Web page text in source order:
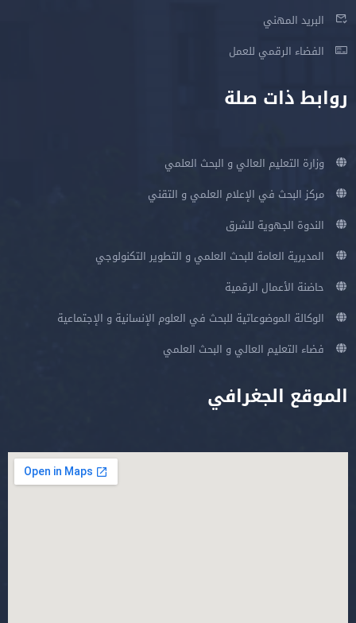
البريد المهني
الفضاء الرقمي للعمل
روابط ذات صلة
وزارة التعليم العالي و البحث العلمي
مركز البحث في الإعلام العلمي و التقني
الندوة الجهوية للشرق
المديرية العامة للبحث العلمي و التطوير التكنولوجي
حاضنة الأعمال الرقمية
الوكالة الموضوعاتية للبحث في العلوم الإنسانية و الإجتماعية
فضاء التعليم العالي و البحث العلمي
الموقع الجغرافي